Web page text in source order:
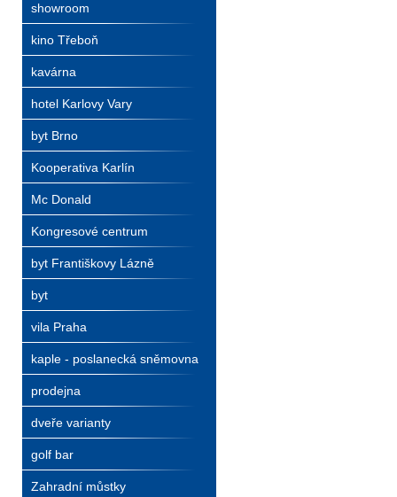
showroom
kino Třeboň
kavárna
hotel Karlovy Vary
byt Brno
Kooperativa Karlín
Mc Donald
Kongresové centrum
byt Františkovy Lázně
byt
vila Praha
kaple - poslanecká sněmovna
prodejna
dveře varianty
golf bar
Zahradní můstky